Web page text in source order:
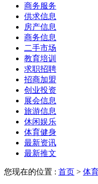
商务服务
供求信息
房产信息
商务信息
二手市场
教育培训
求职招聘
招商加盟
创业投资
展会信息
旅游信息
休闲娱乐
体育健身
最新资讯
最新推文
您现在的位置 : 首页 > 体